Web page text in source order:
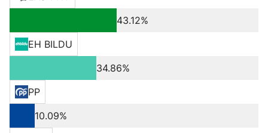
43.12%
EH BILDU
34.86%
PP
10.09%